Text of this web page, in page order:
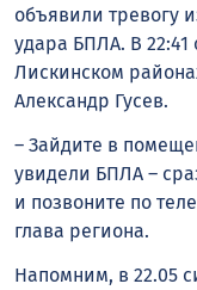
объявили тревогу
удара БПЛА. В
Лискинском
Александр Гусев.
– Зайдите в
увидели БПЛА –
и позвоните по
глава региона.
Напомним, в 22.05